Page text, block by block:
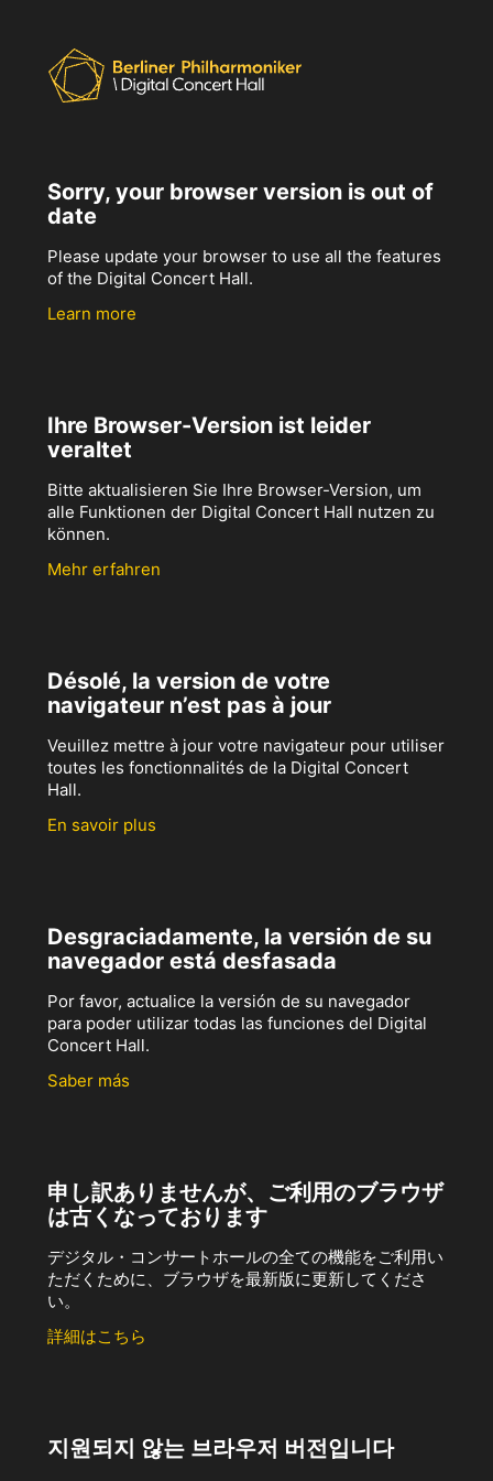
Sorry, your browser version is out of
date
Please update your browser to use all the features
of the Digital Concert Hall.
Learn more
Ihre Browser-Version ist leider
veraltet
Bitte aktualisieren Sie Ihre Browser-Version, um
alle Funktionen der Digital Concert Hall nutzen zu
können.
Mehr erfahren
Désolé, la version de votre
navigateur n’est pas à jour
Veuillez mettre à jour votre navigateur pour utiliser
toutes les fonctionnalités de la Digital Concert
Hall.
En savoir plus
Desgraciadamente, la versión de su
navegador está desfasada
Por favor, actualice la versión de su navegador
para poder utilizar todas las funciones del Digital
Concert Hall.
Saber más
申し訳ありませんが、ご利用のブラウザ
は古くなっております
デジタル・コンサートホールの全ての機能をご利用い
ただくために、ブラウザを最新版に更新してくださ
い。
詳細はこちら
지원되지 않는 브라우저 버전입니다